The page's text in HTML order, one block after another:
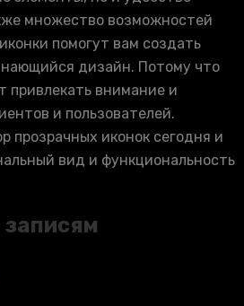
множество возможностей
помогут вам создать
дизайн. Потому что
привлекать внимание и
и пользователей.
прозрачных иконок сегодня и
вид и функциональность